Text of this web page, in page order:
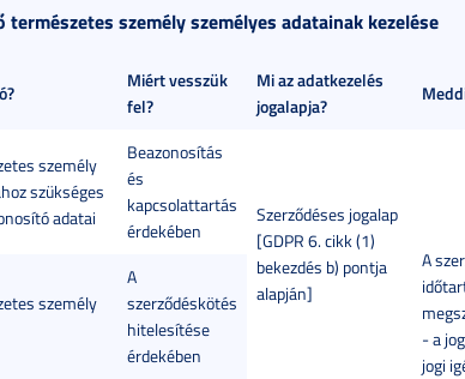
személy személyes adatainak kezelése
Miért vesszük
fel?
Mi az adatkezelés
jogalapja?
személy
szükséges
adatai
Beazonosítás
és
kapcsolattartás
érdekében
Szerződéses jogalap
[GDPR 6. cikk (1)
bekezdés b) pontja
alapján]
A
- a
jogi
személy
A
szerződéskötés
hitelesítése
érdekében